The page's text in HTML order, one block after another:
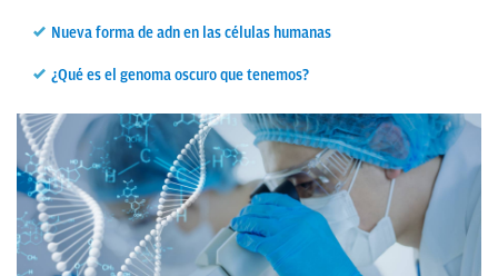
Nueva forma de adn en las células humanas
¿Qué es el genoma oscuro que tenemos?